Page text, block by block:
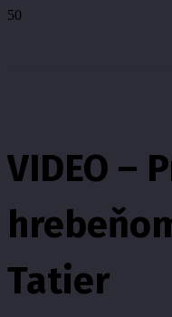
VIDEO –
Tatier